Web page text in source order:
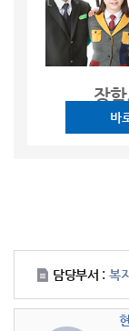
장
바
담당부서 : 복